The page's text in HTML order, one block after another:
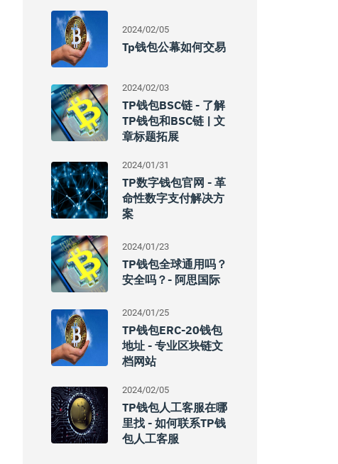
2024/02/05
Tp钱包公幕如何交易
2024/02/03
TP钱包BSC链 - 了解
TP钱包和BSC链 | 文
章标题拓展
2024/01/31
TP数字钱包官网 - 革
命性数字支付解决方
案
2024/01/23
TP钱包全球通用吗？
安全吗？- 阿思国际
2024/01/25
TP钱包ERC-20钱包
地址 - 专业区块链文
档网站
2024/02/05
TP钱包人工客服在哪
里找 - 如何联系TP钱
包人工客服